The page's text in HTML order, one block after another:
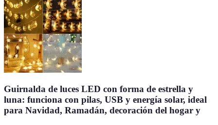
Guirnalda de luces LED con forma de estrella y
luna: funciona con pilas, USB y energía solar, ideal
para Navidad, Ramadán, decoración del hogar y